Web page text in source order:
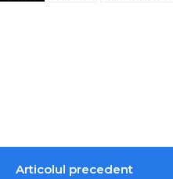
Articolul precedent